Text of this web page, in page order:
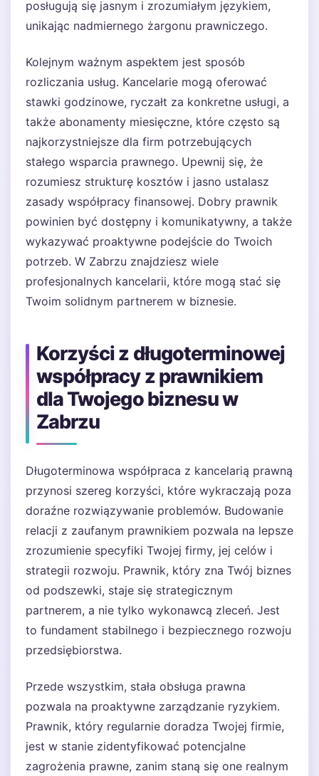
posługują się jasnym i zrozumiałym językiem,
unikając nadmiernego żargonu prawniczego.
Kolejnym ważnym aspektem jest sposób
rozliczania usług. Kancelarie mogą oferować
stawki godzinowe, ryczałt za konkretne usługi, a
także abonamenty miesięczne, które często są
najkorzystniejsze dla firm potrzebujących
stałego wsparcia prawnego. Upewnij się, że
rozumiesz strukturę kosztów i jasno ustalasz
zasady współpracy finansowej. Dobry prawnik
powinien być dostępny i komunikatywny, a także
wykazywać proaktywne podejście do Twoich
potrzeb. W Zabrzu znajdziesz wiele
profesjonalnych kancelarii, które mogą stać się
Twoim solidnym partnerem w biznesie.
Korzyści z długoterminowej
współpracy z prawnikiem
dla Twojego biznesu w
Zabrzu
Długoterminowa współpraca z kancelarią prawną
przynosi szereg korzyści, które wykraczają poza
doraźne rozwiązywanie problemów. Budowanie
relacji z zaufanym prawnikiem pozwala na lepsze
zrozumienie specyfiki Twojej firmy, jej celów i
strategii rozwoju. Prawnik, który zna Twój biznes
od podszewki, staje się strategicznym
partnerem, a nie tylko wykonawcą zleceń. Jest
to fundament stabilnego i bezpiecznego rozwoju
przedsiębiorstwa.
Przede wszystkim, stała obsługa prawna
pozwala na proaktywne zarządzanie ryzykiem.
Prawnik, który regularnie doradza Twojej firmie,
jest w stanie zidentyfikować potencjalne
zagrożenia prawne, zanim staną się one realnym